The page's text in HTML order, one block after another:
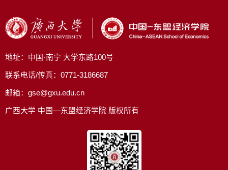
地址：中国·南宁 大学东路100号
联系电话/传真：0771-3186687
邮箱：gse@gxu.edu.cn
广西大学 中国—东盟经济学院 版权所有